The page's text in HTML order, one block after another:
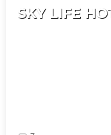
SKY LIFE